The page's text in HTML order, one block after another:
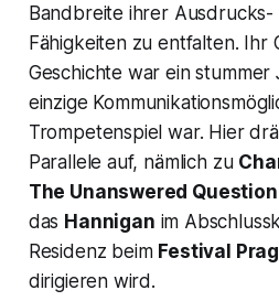
Bandbreite ihrer
Fähigkeiten zu entfalten.
Geschichte war ein stummer
einzige
Trompetenspiel war. Hier
Parallele auf, nämlich zu
The Unanswered Question
das Hannigan im
Residenz beim Festival
dirigieren wird.